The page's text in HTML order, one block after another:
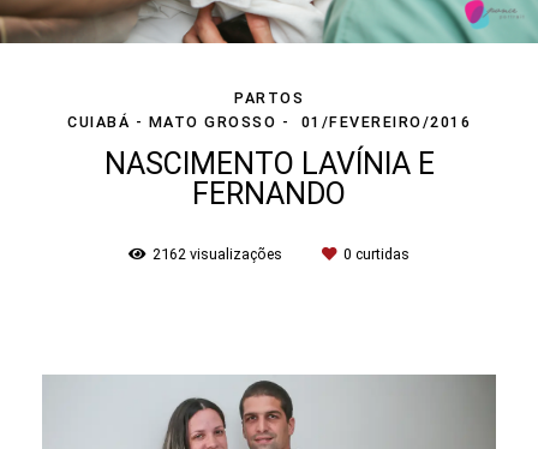
PARTOS
CUIABÁ - MATO GROSSO
01/FEVEREIRO/2016
NASCIMENTO LAVÍNIA E
FERNANDO
2162 visualizações 0 curtidas